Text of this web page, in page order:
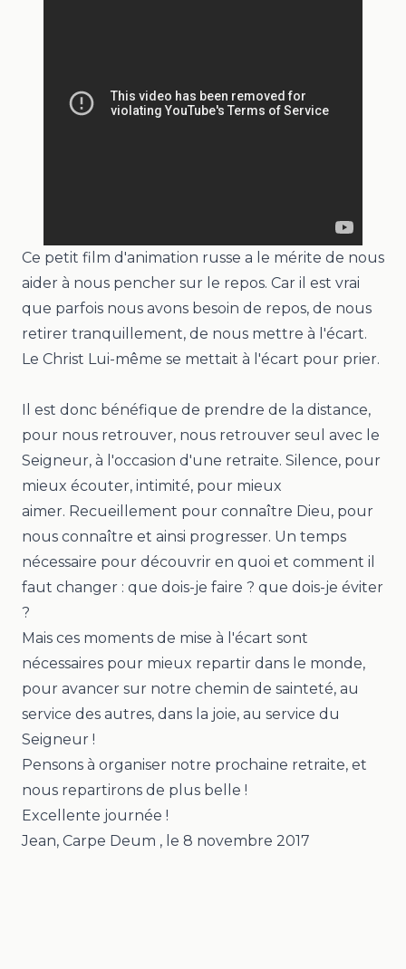
Ce petit film d'animation russe a le mérite de nous
aider à nous pencher sur le repos. Car il est vrai
que parfois nous avons besoin de repos, de nous
retirer tranquillement, de nous mettre à l'écart.
Le Christ Lui-même se mettait à l'écart pour prier.
Il est donc bénéfique de prendre de la distance,
pour nous retrouver, nous retrouver seul avec le
Seigneur, à l'occasion d'une retraite. Silence, pour
mieux écouter, intimité, pour mieux
aimer. Recueillement pour connaître Dieu, pour
nous connaître et ainsi progresser. Un temps
nécessaire pour découvrir en quoi et comment il
faut changer : que dois-je faire ? que dois-je éviter
?
Mais ces moments de mise à l'écart sont
nécessaires pour mieux repartir dans le monde,
pour avancer sur notre chemin de sainteté, au
service des autres, dans la joie, au service du
Seigneur !
Pensons à organiser notre prochaine retraite, et
nous repartirons de plus belle !
Excellente journée !
Jean, Carpe Deum , le 8 novembre 2017